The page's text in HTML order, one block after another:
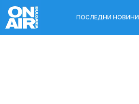
ПОСЛЕДНИ НОВИНИ